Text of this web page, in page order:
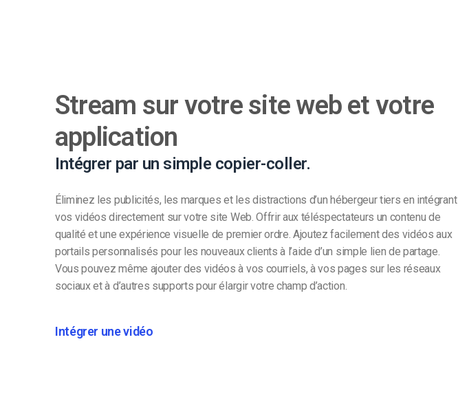
Stream sur votre site web et votre
application
Intégrer par un simple copier-coller.
Éliminez les publicités, les marques et les distractions d’un hébergeur tiers en intégrant
vos vidéos directement sur votre site Web. Offrir aux téléspectateurs un contenu de
qualité et une expérience visuelle de premier ordre. Ajoutez facilement des vidéos aux
portails personnalisés pour les nouveaux clients à l’aide d’un simple lien de partage.
Vous pouvez même ajouter des vidéos à vos courriels, à vos pages sur les réseaux
sociaux et à d’autres supports pour élargir votre champ d’action.
Intégrer une vidéo